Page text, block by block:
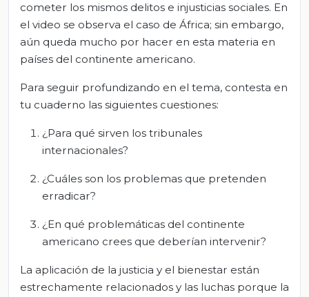
cometer los mismos delitos e injusticias sociales. En
el video se observa el caso de África; sin embargo,
aún queda mucho por hacer en esta materia en
países del continente americano.
Para seguir profundizando en el tema, contesta en
tu cuaderno las siguientes cuestiones:
¿Para qué sirven los tribunales
internacionales?
¿Cuáles son los problemas que pretenden
erradicar?
¿En qué problemáticas del continente
americano crees que deberían intervenir?
La aplicación de la justicia y el bienestar están
estrechamente relacionados y las luchas porque la